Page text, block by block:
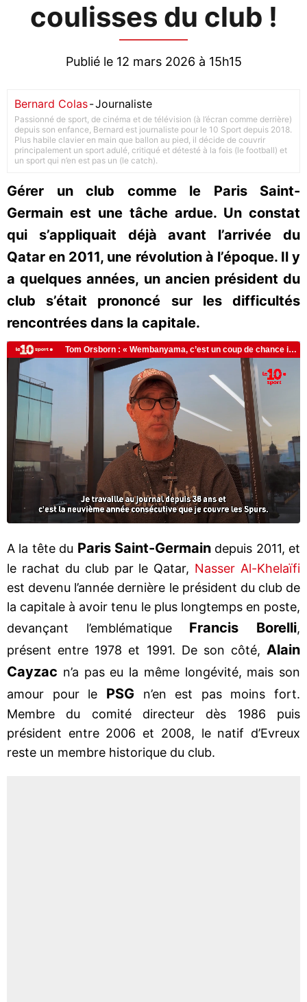
coulisses du club !
Publié le 12 mars 2026 à 15h15
Bernard Colas-Journaliste
Passionné de sport, de cinéma et de télévision (à l’écran comme derrière)
depuis son enfance, Bernard est journaliste pour le 10 Sport depuis 2018.
Plus habile clavier en main que ballon au pied, il décide de couvrir
principalement un sport adulé, critiqué et détesté à la fois (le football) et
un sport qui n’en est pas un (le catch).
Gérer un club comme le Paris Saint-
Germain est une tâche ardue. Un constat
qui s’appliquait déjà avant l’arrivée du
Qatar en 2011, une révolution à l’époque. Il y
a quelques années, un ancien président du
club s’était prononcé sur les difficultés
rencontrées dans la capitale.
A la tête du Paris Saint-Germaindepuis 2011, et
le rachat du club par le Qatar, Nasser Al-Khelaïfi
est devenu l’année dernière le président du club de
la capitale à avoir tenu le plus longtemps en poste,
devançant l’emblématique Francis Borelli,
présent entre 1978 et 1991. De son côté, Alain
Cayzac n’a pas eu la même longévité, mais son
amour pour le PSG
n’en est pas moins fort.
Membre du comité directeur dès 1986 puis
président entre 2006 et 2008, le natif d’Evreux
reste un membre historique du club.